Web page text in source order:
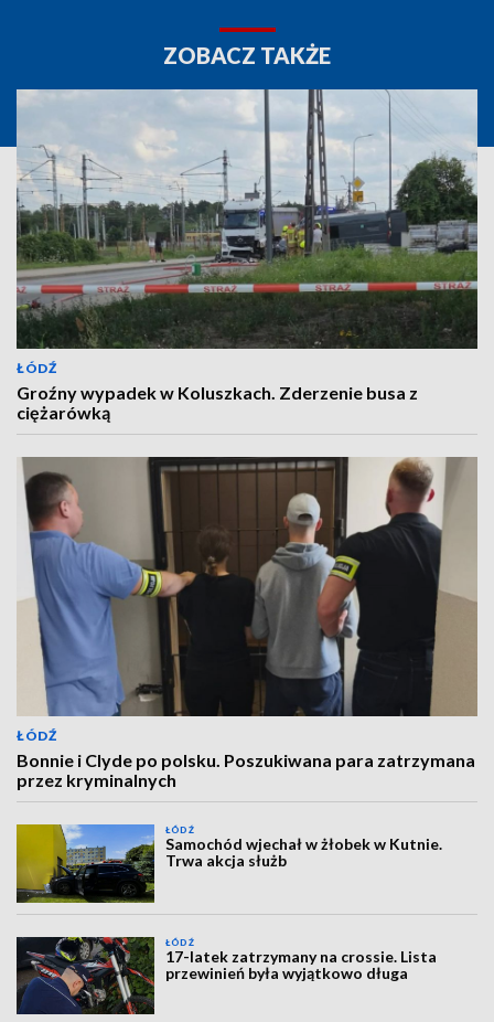
ZOBACZ TAKŻE
ŁÓDŹ
Groźny wypadek w Koluszkach. Zderzenie busa z
ciężarówką
ŁÓDŹ
Bonnie i Clyde po polsku. Poszukiwana para zatrzymana
przez kryminalnych
ŁÓDŹ
Samochód wjechał w żłobek w Kutnie.
Trwa akcja służb
ŁÓDŹ
17-latek zatrzymany na crossie. Lista
przewinień była wyjątkowo długa